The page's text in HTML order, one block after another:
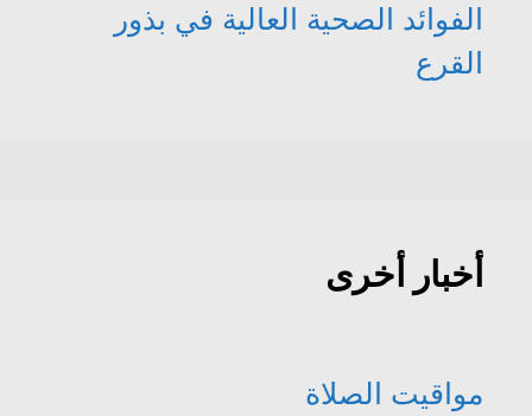
الفوائد الصحية العالية في بذور
القرع
أخبار أخرى
مواقيت الصلاة